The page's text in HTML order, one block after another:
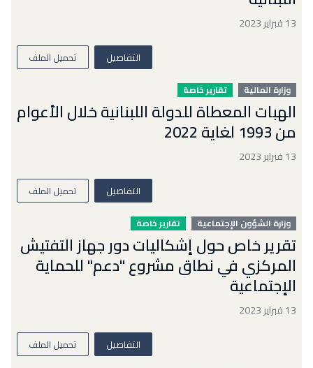
13 فبراير 2023
التفاصيل تحميل الملف
وزارة المالية تقارير خاصة
الهبات المعطاة للدولة اللبنانية خلال الأعوام
من 1993 لغاية 2022
13 فبراير 2023
التفاصيل تحميل الملف
وزارة الشؤون الإجتماعية تقارير خاصة
تقرير خاص حول إشكاليات دور جهاز التفتيش
المركزي في نطاق مشروع "دعم" للحماية
الإجتماعية
13 فبراير 2023
التفاصيل تحميل الملف